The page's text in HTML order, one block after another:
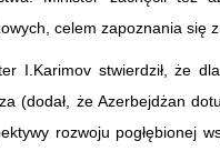
celem zapoznania się
I.Karimov stwierdził, że
(dodał, że Azerbejdżan
rozwoju pogłębionej